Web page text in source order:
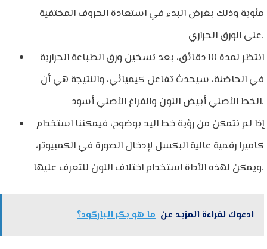
مئوية وذلك بغرض البدء في استعادة الحروف المختفية
على الورق الحراري.
انتظر لمدة 10 دقائق، بعد تسخين ورق الطباعة الحرارية
في الحاضنة، سيحدث تفاعل كيميائي، والنتيجة هي أن
الخط الأصلي أبيض اللون والفراغ الأصلي أسود.
إذا لم نتمكن من رؤية خط اليد بوضوح، فيمكننا استخدام
كاميرا رقمية عالية البكسل لإدخال الصورة في الكمبيوتر،
ويمكن لهذه الأداة استخدام اختلاف اللون للتعرف عليها.
ادعوك لقراءة المزيد عن ما هو بكر الباركود؟